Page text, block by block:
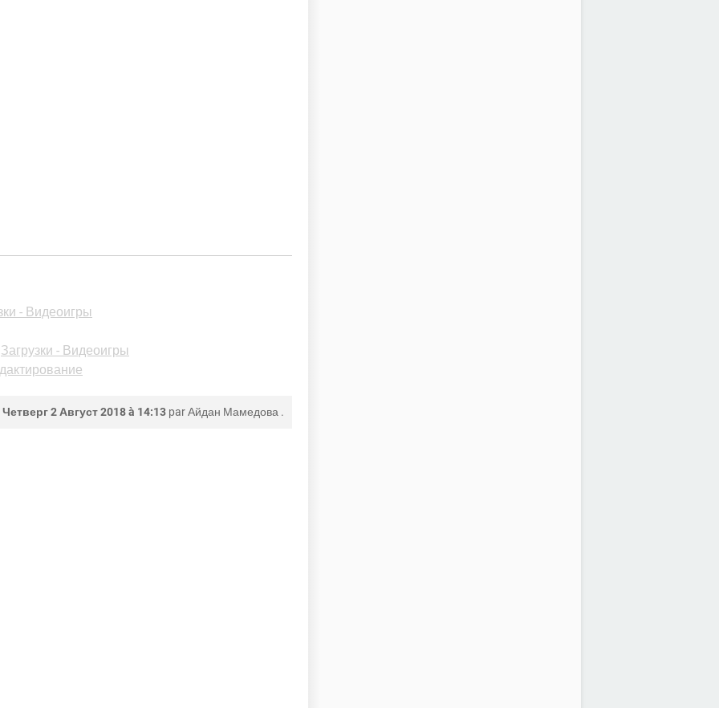
- Видеоигры
Загрузки - Видеоигры
Четверг 2 Август 2018 à 14:13 parАйдан Мамедова .